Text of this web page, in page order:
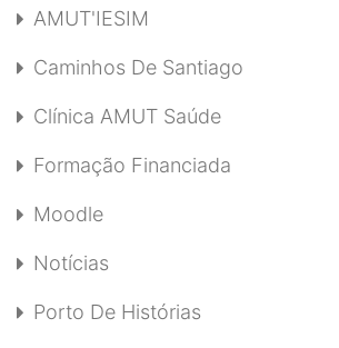
AMUT'IESIM
Caminhos De Santiago
Clínica AMUT Saúde
Formação Financiada
Moodle
Notícias
Porto De Histórias